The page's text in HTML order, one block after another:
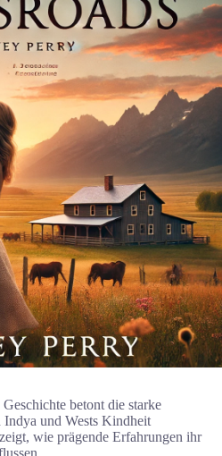
betont die starke
und Wests Kindheit
wie prägende Erfahrungen ihr